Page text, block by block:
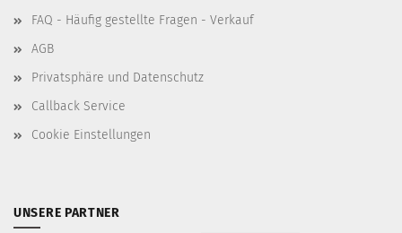
FAQ - Häufig gestellte Fragen - Verkauf
AGB
Privatsphäre und Datenschutz
Callback Service
Cookie Einstellungen
UNSERE PARTNER